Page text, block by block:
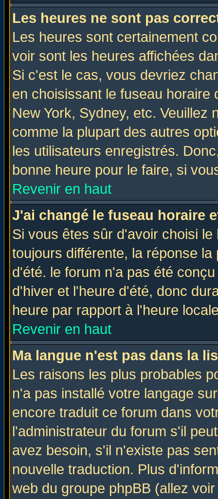
Les heures ne sont pas
Les heures sont certainement
voir sont les heures affichées
Si c'est le cas, vous devriez
en choisissant le fuseau
New York, Sydney, etc. Veuillez
comme la plupart des autres
les utilisateurs enregistrés.
bonne heure pour le faire, si
Revenir en haut
J'ai changé le fuseau horaire
Si vous êtes sûr d'avoir choisi
toujours différente, la réponse
d'été. le forum n'a pas été
d'hiver et l'heure d'été, donc
heure par rapport à l'heure
Revenir en haut
Ma langue n'est pas dans la
Les raisons les plus probables
n'a pas installé votre langage
encore traduit ce forum dans
l'administrateur du forum s'il
avez besoin, s'il n'existe pas
nouvelle traduction. Plus
web du groupe phpBB (allez